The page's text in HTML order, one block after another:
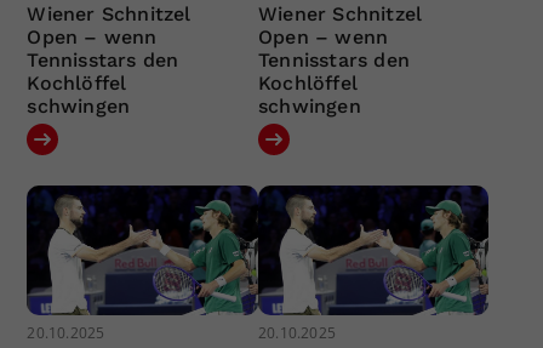
Wiener Schnitzel
Open – wenn
Tennisstars den
Kochlöffel
schwingen
Wiener Schnitzel
Open – wenn
Tennisstars den
Kochlöffel
schwingen
20.10.2025 20.10.2025